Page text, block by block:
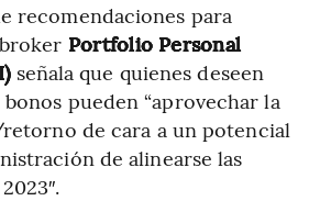
recomendaciones para
Portfolio Personal
señala que quienes deseen
pueden “aprovechar la
de cara a un potencial
de alinearse las